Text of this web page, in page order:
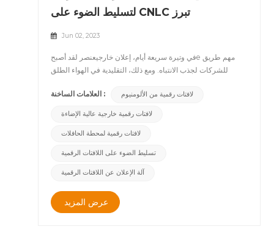
لتسليط الضوء على CNLC تبرز
Jun 02, 2023
في وتيرة سريعة أيام، إعلان خارجيعنصر لقد أصبحe مهم طريق
للشركات لجذب الانتباه. ومع ذلك، التقليدية في الهواء الطلق
بسبب icom.mpact ضوء الشمس ولا يستطيع نقل المعلومات
عالية السطوع مصنوعة من الألومنيوم، مع لأقصى حد سطوع عالية
والرؤية تحت ضوء الشمسدع علامتك التجارية تتألقs في الهواء
شاشات الكريستال السائل من CNLC يعتمد تقنية الإضاءة الخلفية
المتقدمة عالية السطوع، مما يضمن ذلك يحفظ مشرق وواضح
نفس الوقت، منتجنا مجهز بنظام تبديد الحرارة ذو الكفاءة العالية
ونظام التسخين المسبق. لا يهم في الصيف أو الشتاء، لدينا
العلامات الساخنة : لافتات رقمية من الألومنيوم
لافتات رقمية خارجية عالية الإضاءة
لافتات رقمية لمحطة الحافلات
تسليط الضوء على اللافتات الرقمية
آلة الإعلان عن اللافتات الرقمية
عرض المزيد